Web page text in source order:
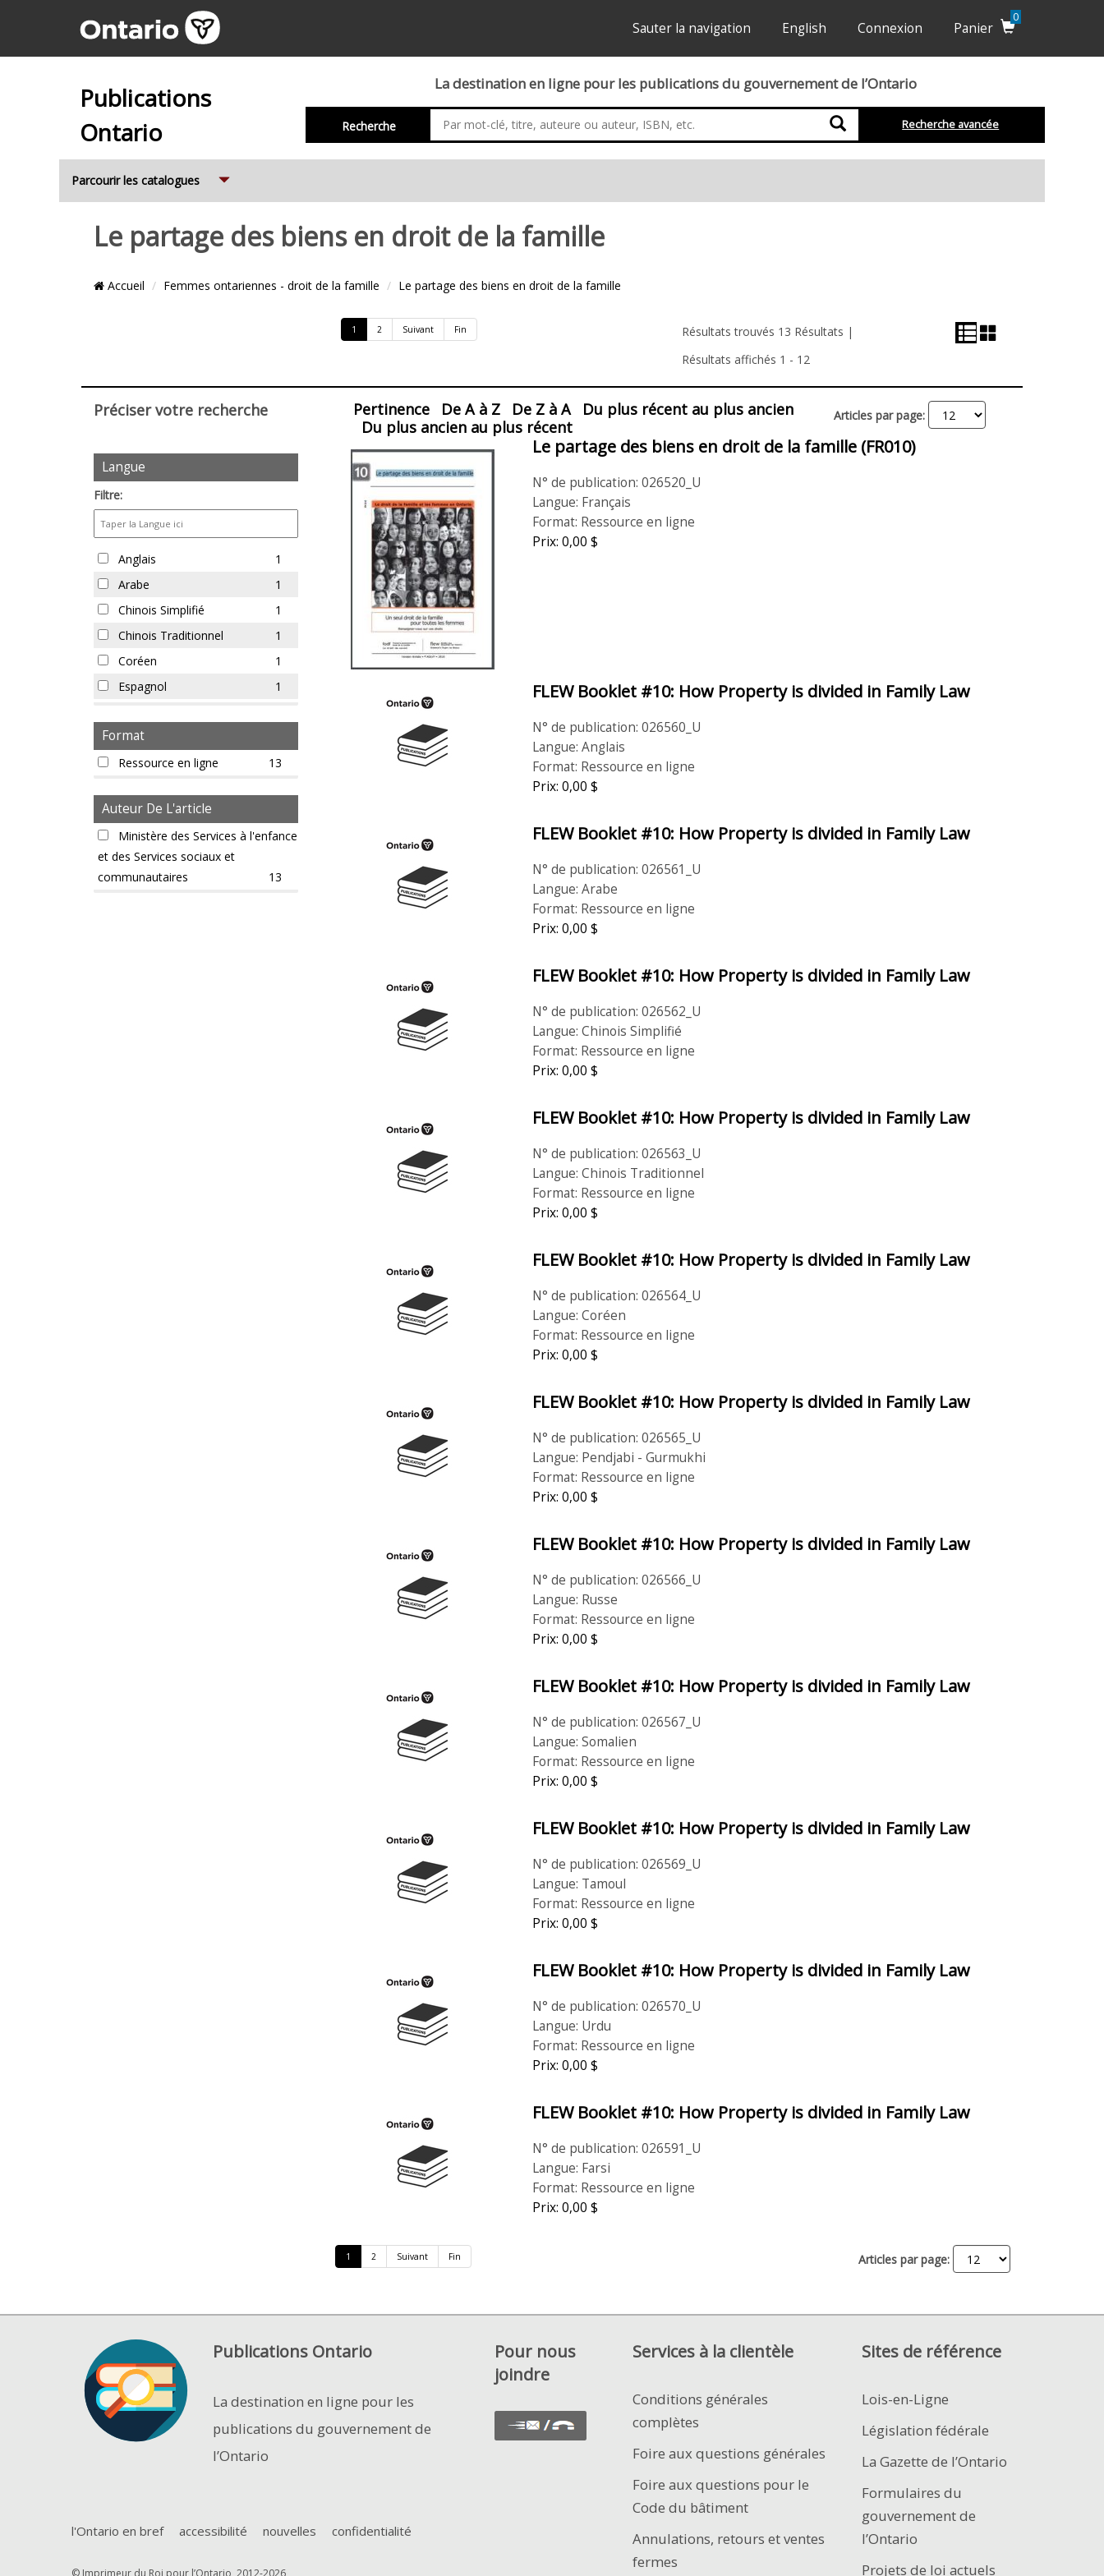
Sauter la navigation English Connexion Panier
0
Publications
Ontario
La destination en ligne pour les publications du gouvernement de l’Ontario
Recherche RechercheRecherche avancée
Parcourir les catalogues
Le partage des biens en droit de la famille
Emplacement
Accueil Femmes ontariennes - droit de la famille Le partage des biens en droit de la famille
Contrôle
1 2 Suivant Fin
Résultats trouvés 13 Résultats |
Résultats affichés 1 - 12
Préciser votre recherche Pertinence De A à Z De Z à A
Du plus récent au plus ancien
Du plus ancien au plus récent
Articles par page:
pour
les
articles
Langue
Filtre:
Langue
Anglais
1
Arabe
1
Chinois Simplifié
1
Chinois Traditionnel
1
Coréen
1
Espagnol
1
Français
Pendjabi - Gurmukhi
1
Somalien
Tamoul
1
Urdu
Format
Format
Ressource en ligne 13
Auteur De L'article
Auteur
de
l'article
Ministère des Services à l'enfance
et des Services sociaux et
communautaires
13
Articles Le partage des biens en droit de la famille (FR010)
N° de publication: 026520_U
Langue: Français
Format: Ressource en ligne
Prix: 0,00 $
FLEW Booklet #10: How Property is divided in Family Law
N° de publication: 026560_U
Langue: Anglais
Format: Ressource en ligne
Prix: 0,00 $
FLEW Booklet #10: How Property is divided in Family Law
N° de publication: 026561_U
Langue: Arabe
Format: Ressource en ligne
Prix: 0,00 $
FLEW Booklet #10: How Property is divided in Family Law
N° de publication: 026562_U
Langue: Chinois Simplifié
Format: Ressource en ligne
Prix: 0,00 $
FLEW Booklet #10: How Property is divided in Family Law
N° de publication: 026563_U
Langue: Chinois Traditionnel
Format: Ressource en ligne
Prix: 0,00 $
FLEW Booklet #10: How Property is divided in Family Law
N° de publication: 026564_U
Langue: Coréen
Format: Ressource en ligne
Prix: 0,00 $
FLEW Booklet #10: How Property is divided in Family Law
N° de publication: 026565_U
Langue: Pendjabi - Gurmukhi
Format: Ressource en ligne
Prix: 0,00 $
FLEW Booklet #10: How Property is divided in Family Law
N° de publication: 026566_U
Langue: Russe
Format: Ressource en ligne
Prix: 0,00 $
FLEW Booklet #10: How Property is divided in Family Law
N° de publication: 026567_U
Langue: Somalien
Format: Ressource en ligne
Prix: 0,00 $
FLEW Booklet #10: How Property is divided in Family Law
N° de publication: 026569_U
Langue: Tamoul
Format: Ressource en ligne
Prix: 0,00 $
FLEW Booklet #10: How Property is divided in Family Law
N° de publication: 026570_U
Langue: Urdu
Format: Ressource en ligne
Prix: 0,00 $
FLEW Booklet #10: How Property is divided in Family Law
N° de publication: 026591_U
Langue: Farsi
Format: Ressource en ligne
Prix: 0,00 $
1 2 Suivant Fin Articles par page:
Publications Ontario
La destination en ligne pour les
publications du gouvernement de
l’Ontario
l'Ontario en bref accessibilité nouvelles confidentialité
© Imprimeur du Roi pour l’Ontario, 2012-2026
Pour nous
joindre
Services à la clientèle
Conditions générales
complètes
Foire aux questions générales
Foire aux questions pour le
Code du bâtiment
Annulations, retours et ventes
fermes
Sites de référence
Lois-en-Ligne
Législation fédérale
La Gazette de l’Ontario
Formulaires du
gouvernement de
l’Ontario
Projets de loi actuels